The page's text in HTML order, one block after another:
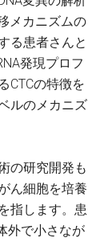
メカニズムの
る患者さんと
発現プロフ
CTCの特徴を
ルのメカニズ
の研究開発も
ん細胞を培養
指します。患
外で小さなが